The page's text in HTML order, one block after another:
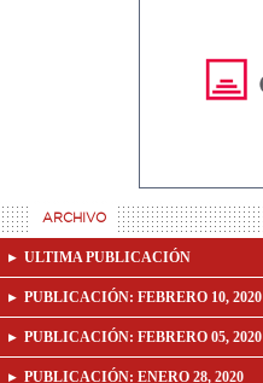
ARCHIVO
ULTIMA PUBLICACIÓN
PUBLICACIÓN: FEBRERO 10, 2020
PUBLICACIÓN: FEBRERO 05, 2020
PUBLICACIÓN: ENERO 28, 2020